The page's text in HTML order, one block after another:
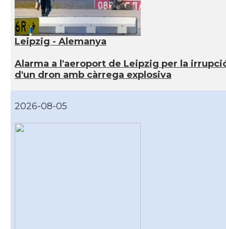
Leipzig - Alemanya
Alarma a l'aeroport de Leipzig per la
d'un dron amb càrrega explosiva
2026-08-05